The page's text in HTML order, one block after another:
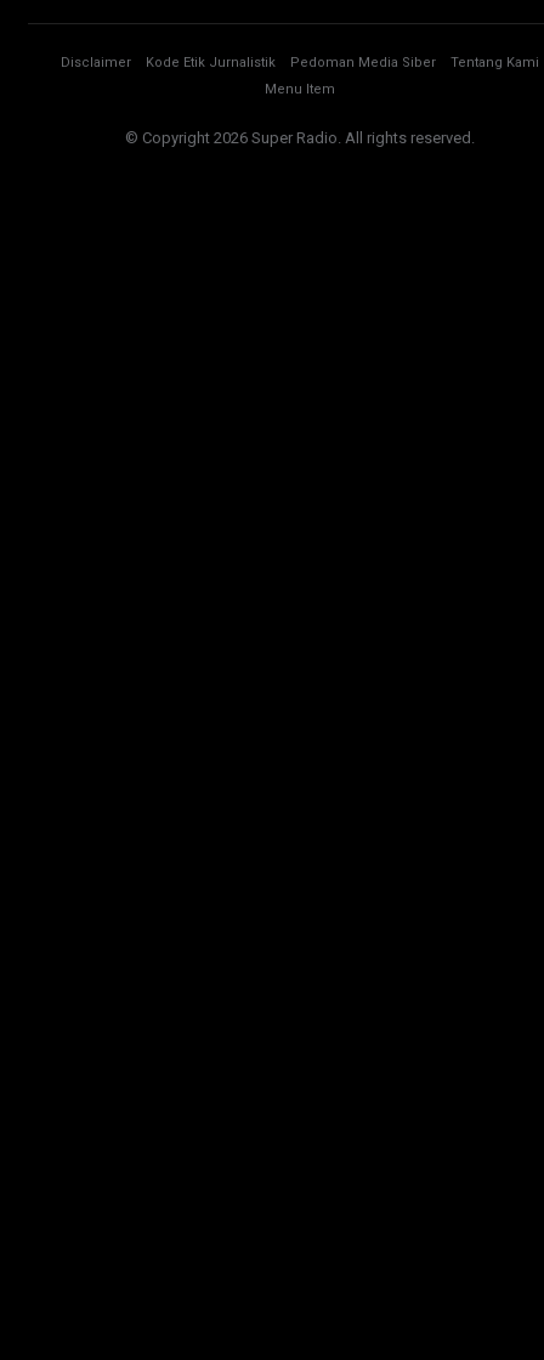
Disclaimer Kode Etik Jurnalistik Pedoman Media Siber
Tentang Kami
Menu Item
© Copyright 2026 Super Radio. All rights reserved.